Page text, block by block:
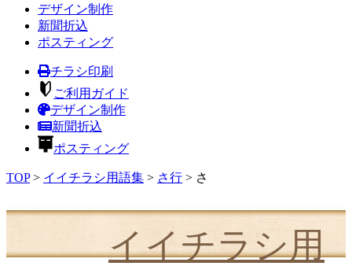
デザイン制作
新聞折込
ポスティング
チラシ印刷
ご利用ガイド
デザイン制作
新聞折込
ポスティング
TOP> イイチラシ用語集 > さ行 > さ
イイチラシ用